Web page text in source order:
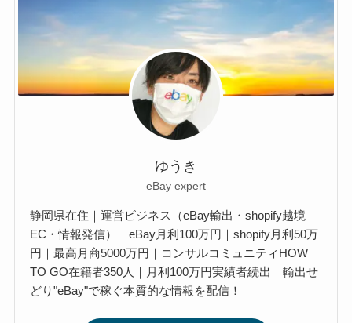
ゆうき
eBay expert
静岡県在住｜運営ビジネス（eBay輸出・shopify越境
EC・情報発信）｜eBay月利100万円｜shopify月利50万
円｜最高月商5000万円｜コンサルコミュニティHOW
TO GO在籍者350人｜月利100万円実績者続出｜輸出せ
どり"eBay"で稼ぐ本質的な情報を配信！